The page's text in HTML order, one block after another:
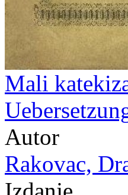
Mali
Autor
Rakovac,